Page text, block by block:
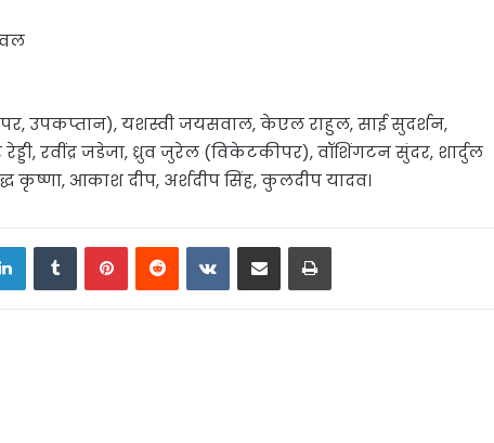
उपकप्तान), यशस्वी जयसवाल, केएल राहुल, साई सुदर्शन,
रवींद्र जडेजा, ध्रुव जुरेल (विकेटकीपर), वॉशिंगटन सुंदर, शार्दुल
कृष्णा, आकाश दीप, अर्शदीप सिंह, कुलदीप यादव।
LinkedInTumblrPinterestReddit VKontakte
Share via Email Print